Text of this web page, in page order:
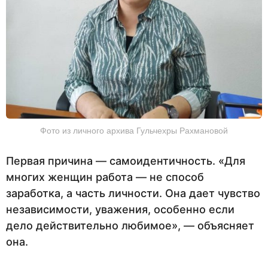
Фото из личного архива Гульчехры Рахмановой
Первая причина — самоидентичность. «Для
многих женщин работа — не способ
заработка, а часть личности. Она дает чувство
независимости, уважения, особенно если
дело действительно любимое», — объясняет
она.